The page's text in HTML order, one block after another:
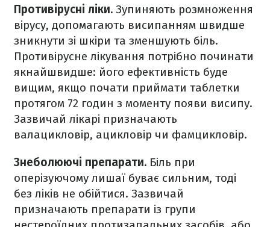
Противірусні ліки. Зупиняють розмноження
вірусу, допомагають висипанням швидше
зникнути зі шкіри та зменшують біль.
Противірусне лікування потрібно починати
якнайшвидше: його ефективність буде
вищим, якщо почати приймати таблетки
протягом 72 годин з моменту появи висипу.
Зазвичай лікарі призначають
валацикловір, ацикловір чи фамцикловір.
Знеболюючі препарати. Біль при
оперізуючому лишаї буває сильним, тоді
без ліків не обійтися. Зазвичай
призначають препарати із групи